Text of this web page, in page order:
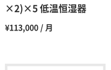
7ヶ月
8ヶ月
×2)×5 低温恒湿器
¥113,000 / 月